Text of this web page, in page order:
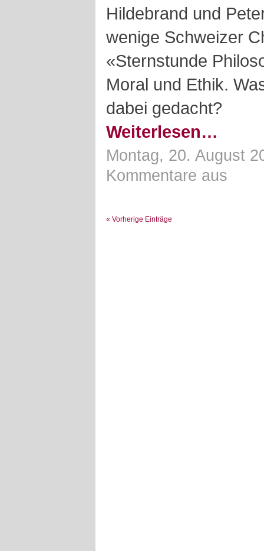
Hildebrand und
wenige Schweizer
«Sternstunde
Moral und Ethik.
dabei gedacht?
Weiterlesen…
Montag, 20. August
Kommentare aus
« Vorherige Einträge